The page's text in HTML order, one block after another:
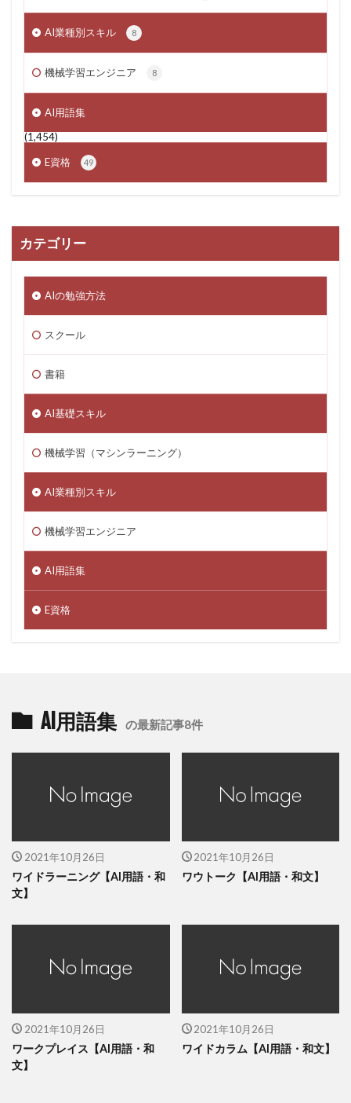
AI業種別スキル 8
機械学習エンジニア 8
AI用語集
(1,454)
E資格
49
カテゴリー
AIの勉強方法
スクール
書籍
AI基礎スキル
機械学習（マシンラーニング）
AI業種別スキル
機械学習エンジニア
AI用語集
E資格
AI用語集 の最新記事8件
2021年10月26日
ワイドラーニング【AI用語・和
文】
2021年10月26日
ワウトーク【AI用語・和文】
2021年10月26日
ワークプレイス【AI用語・和
文】
2021年10月26日
ワイドカラム【AI用語・和文】